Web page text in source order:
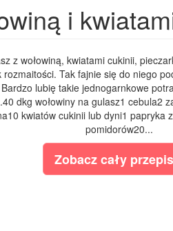
i
z wołowiną, kwiatami cukinii,
rozmaitości. Tak fajnie się do niego
lubię takie jednogarnkowe
dkg wołowiny na gulasz1 cebula2
kwiatów cukinii lub dyni1 papryka
pomidorów20...
Zobacz cały